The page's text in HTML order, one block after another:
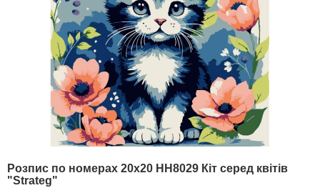
Розпис по номерах 20х20 HH8029 Кіт серед квітів
"Strateg"